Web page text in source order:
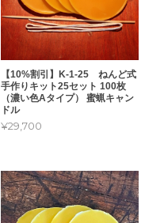
【10%割引】K-1-25 ねんど式
手作りキット25セット 100枚
（濃い色Aタイプ） 蜜蝋キャン
ドル
¥29,700